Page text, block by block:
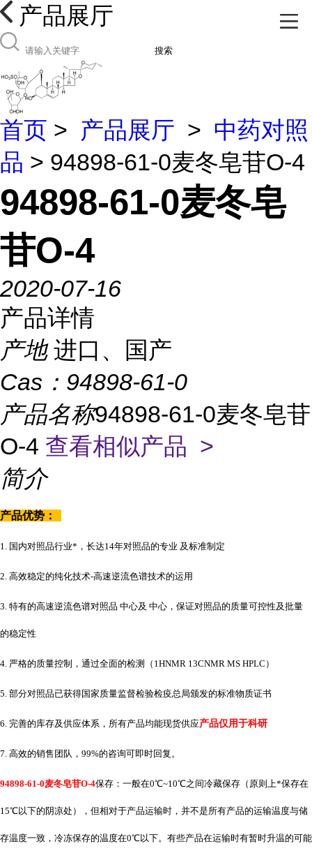
产品展厅
搜索
首页 > 产品展厅 > 中药对照
品 > 94898-61-0麦冬皂苷O-4
94898-61-0麦冬皂
苷O-4
2020-07-16
产品详情
产地 进口、国产
Cas： 94898-61-0
产品名称94898-61-0麦冬皂苷
O-4 查看相似产品 >
简介
产品优势：
1. 国内对照品行业*，长达14年对照品的专业 及标准制定
2. 高效稳定的纯化技术-高速逆流色谱技术的运用
3. 特有的高速逆流色谱对照品 中心及 中心，保证对照品的质量可控性及批量
的稳定性
4. 严格的质量控制，通过全面的检测（1HNMR 13CNMR MS HPLC）
5. 部分对照品已获得国家质量监督检验检疫总局颁发的标准物质证书
6. 完善的库存及供应体系，所有产品均能现货供应产品仅用于科研
7. 高效的销售团队，99%的咨询可即时回复。
94898-61-0麦冬皂苷O-4保存：一般在0℃~10℃之间冷藏保存（原则上*保存在
15℃以下的阴凉处），但相对于产品运输时，并不是所有产品的运输温度与储
存温度一致，冷冻保存的温度在0℃以下。有些产品在运输时有暂时升温的可能